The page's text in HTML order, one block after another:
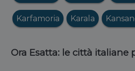
Karfamoria Karala
Ora Esatta: le città italiane